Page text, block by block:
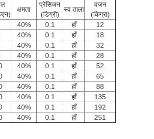
क्षमता
प्रेसिजन
(डिग्री)
स्व ताला
वजन
(किग्रा)
40% 0.1 हाँ
12
40% 0.1 हाँ
18
40% 0.1 हाँ
32
40% 0.1 हाँ
28
40% 0.1 हाँ
52
40% 0.1 हाँ
65
40% 0.1 हाँ
88
40% 0.1 हाँ
135
40% 0.1 हाँ
192
40% 0.1 हाँ 251